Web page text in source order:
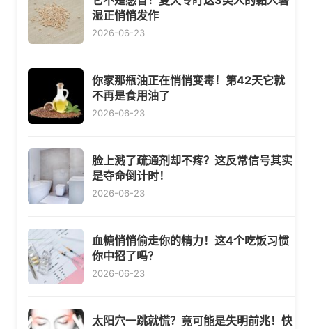
湿正悄悄发作
2026-06-23
你家那瓶油正在悄悄变毒！第42天它就
不再是食用油了
2026-06-23
脸上溅了疏通剂却不疼？这反常信号其实
是夺命倒计时！
2026-06-23
血糖悄悄偷走你的精力！这4个吃饭习惯
你中招了吗？
2026-06-23
太阳穴一跳就慌？竟可能是失明前兆！快